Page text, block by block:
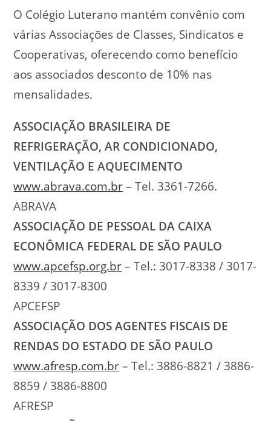
O Colégio Luterano mantém convênio com
várias Associações de Classes, Sindicatos e
Cooperativas, oferecendo como benefício
aos associados desconto de 10% nas
mensalidades.
ASSOCIAÇÃO BRASILEIRA DE
REFRIGERAÇÃO, AR CONDICIONADO,
VENTILAÇÃO E AQUECIMENTO
www.abrava.com.br – Tel. 3361-7266.
ABRAVA
ASSOCIAÇÃO DE PESSOAL DA CAIXA
ECONÔMICA FEDERAL DE SÃO PAULO
www.apcefsp.org.br – Tel.: 3017-8338 / 3017-
8339 / 3017-8300
APCEFSP
ASSOCIAÇÃO DOS AGENTES FISCAIS DE
RENDAS DO ESTADO DE SÃO PAULO
www.afresp.com.br – Tel.: 3886-8821 / 3886-
8859 / 3886-8800
AFRESP